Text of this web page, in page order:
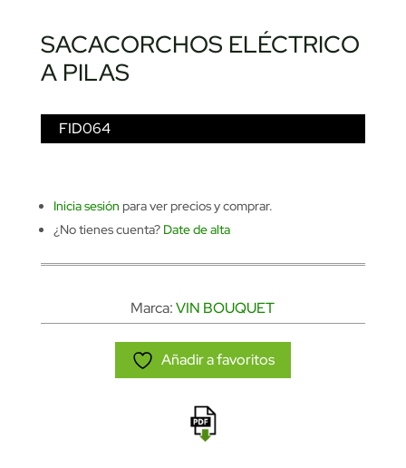
SACACORCHOS ELÉCTRICO
A PILAS
FID064
Inicia sesión para ver precios y comprar.
¿No tienes cuenta? Date de alta
Marca:VIN BOUQUET
Añadir a favoritos